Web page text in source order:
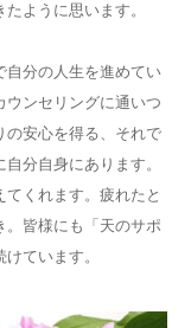
ように思います。
自分の人生を進めてい
ウンセリングに通いつ
の安心を得る、それで
分自身にあります。
くれます。 疲れたと
皆様にも「天のサポ
ています。